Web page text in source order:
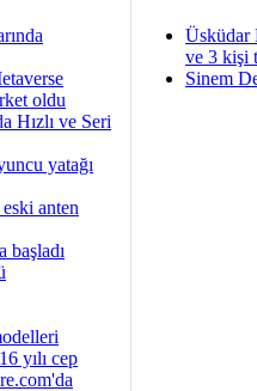
oldu
Hızlı ve Seri
yatağı
anten
başladı
yılı cep
Üsküdar
ve 3 kişi
Sinem